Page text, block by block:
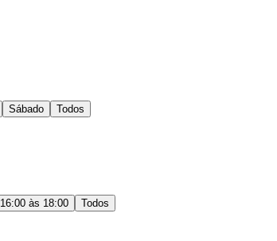
Sábado Todos
16:00 às 18:00 Todos